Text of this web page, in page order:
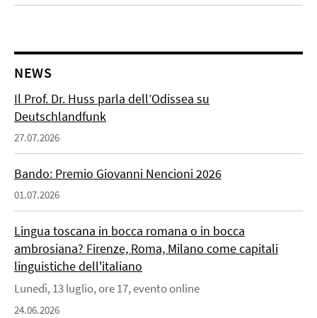
NEWS
Il Prof. Dr. Huss parla dell’Odissea su
Deutschlandfunk
27.07.2026
Bando: Premio Giovanni Nencioni 2026
01.07.2026
Lingua toscana in bocca romana o in bocca
ambrosiana? Firenze, Roma, Milano come capitali
linguistiche dell'italiano
Lunedì, 13 luglio, ore 17, evento online
24.06.2026